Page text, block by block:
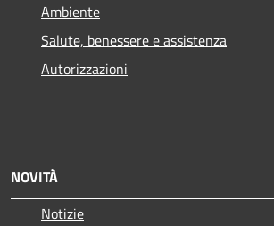
Ambiente
Salute, benessere e assistenza
Autorizzazioni
NOVITÀ
Notizie